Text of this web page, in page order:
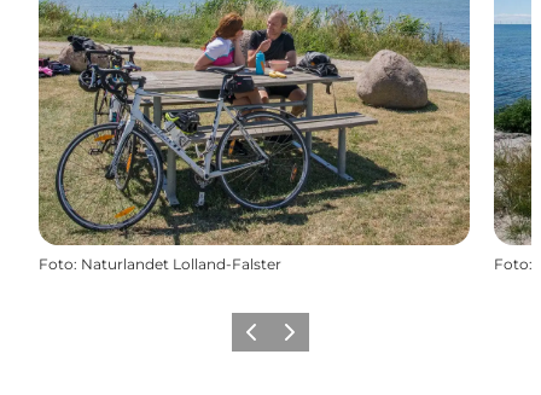
Foto: Naturlandet Lolland-Falster Foto:
ForrigeNæste